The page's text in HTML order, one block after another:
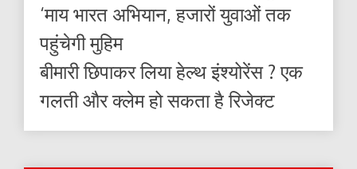
‘माय भारत अभियान, हजारों युवाओं तक
पहुंचेगी मुहिम
बीमारी छिपाकर लिया हेल्थ इंश्योरेंस ? एक
गलती और क्लेम हो सकता है रिजेक्ट